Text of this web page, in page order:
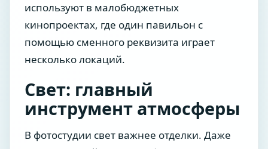
используют в малобюджетных
кинопроектах, где один павильон с
помощью сменного реквизита играет
несколько локаций.
Свет: главный
инструмент атмосферы
В фотостудии свет важнее отделки. Даже